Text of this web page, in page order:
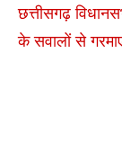
छत्तीसगढ़
के सवालों से